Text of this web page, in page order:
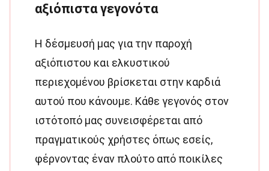
αξιόπιστα γεγονότα
Η δέσμευσή μας για την παροχή
αξιόπιστου και ελκυστικού
περιεχομένου βρίσκεται στην καρδιά
αυτού που κάνουμε. Κάθε γεγονός στον
ιστότοπό μας συνεισφέρεται από
πραγματικούς χρήστες όπως εσείς,
φέρνοντας έναν πλούτο από ποικίλες